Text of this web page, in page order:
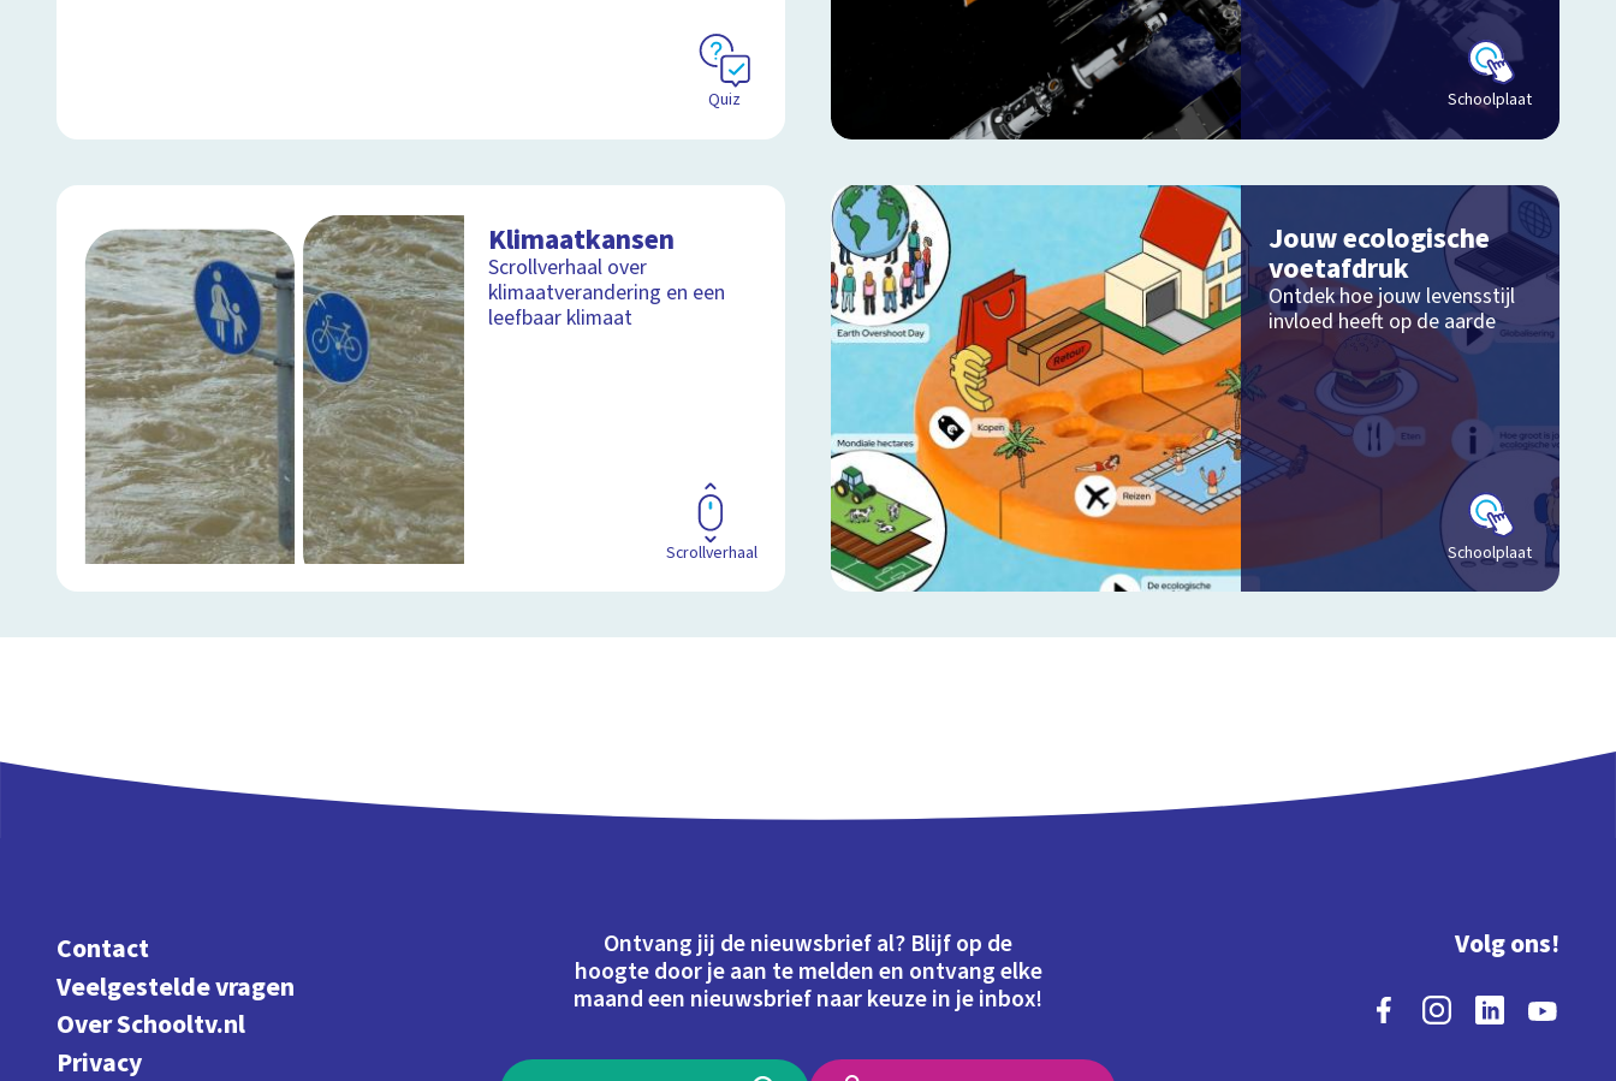
Quiz Schoolplaat
Klimaatkansen
Scrollverhaal over
klimaatverandering en een
leefbaar klimaat
Scrollverhaal
Jouw ecologische
voetafdruk
Ontdek hoe jouw levensstijl
invloed heeft op de aarde
Schoolplaat
Contact
Veelgestelde vragen
Over Schooltv.nl
Privacy
Ontvang jij de nieuwsbrief al? Blijf op de
hoogte door je aan te melden en ontvang elke
maand een nieuwsbrief naar keuze in je inbox!
Volg ons!